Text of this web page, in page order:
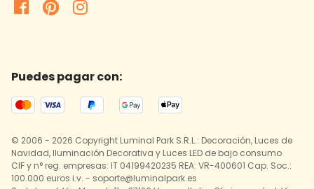
Puedes pagar con:
© 2006 - 2026 Copyright Luminal Park S.R.L.: Decoración, Luces de
Navidad, Iluminación Decorativa y Luces LED de bajo consumo
CIF y n° reg. empresas: IT 04199420235 REA: VR-400601 Cap. Soc.:
100.000 euros i.v. - soporte@luminalpark.es